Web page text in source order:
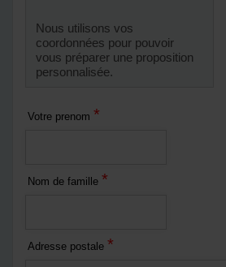
Nous utilisons vos
coordonnées pour pouvoir
vous préparer une proposition
personnalisée.
Votre prenom *
Nom de famille *
Adresse postale *